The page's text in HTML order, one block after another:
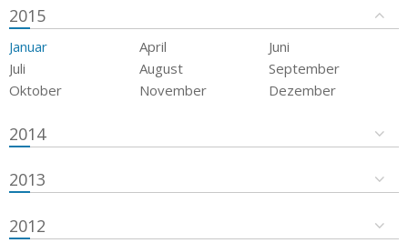
2015
Januar April
Juni
Juli
August
September
Oktober
November Dezember
2014
2013
2012